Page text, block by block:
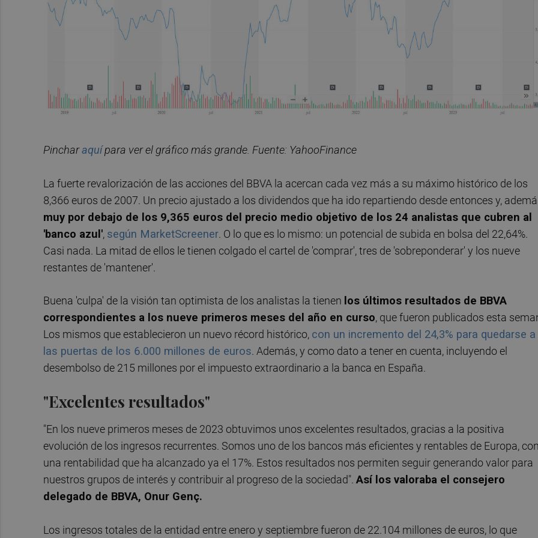
Pincharaquípara ver el gráfico más grande. Fuente: YahooFinance
La fuerte revalorización de las acciones del BBVA la acercan cada vez más a su máximo histórico de los
8,366 euros de 2007. Un precio ajustado a los dividendos que ha ido repartiendo desde entonces y,
muy por debajo de los 9,365 euros del precio medio objetivo de los 24 analistas que cubren al
'banco azul', según MarketScreener. O lo que es lo mismo: un potencial de subida en bolsa del 22,64%.
Casi nada. La mitad de ellos le tienen colgado el cartel de 'comprar', tres de 'sobreponderar' y los nueve
restantes de 'mantener'.
Buena 'culpa' de la visión tan optimista de los analistas la tienen los últimos resultados de BBVA
correspondientes a los nueve primeros meses del año en curso, que fueron publicados esta
Los mismos que establecieron un nuevo récord histórico, con un incremento del 24,3% para quedarse a
las puertas de los 6.000 millones de euros. Además, y como dato a tener en cuenta, incluyendo el
desembolso de 215 millones por el impuesto extraordinario a la banca en España.
"Excelentes resultados"
"En los nueve primeros meses de 2023 obtuvimos unos excelentes resultados, gracias a la positiva
evolución de los ingresos recurrentes. Somos uno de los bancos más eficientes y rentables de Europa,
una rentabilidad que ha alcanzado ya el 17%. Estos resultados nos permiten seguir generando valor para
nuestros grupos de interés y contribuir al progreso de la sociedad". Así los valoraba el consejero
delegado de BBVA, Onur Genç.
Los ingresos totales de la entidad entre enero y septiembre fueron de 22.104 millones de euros, lo que